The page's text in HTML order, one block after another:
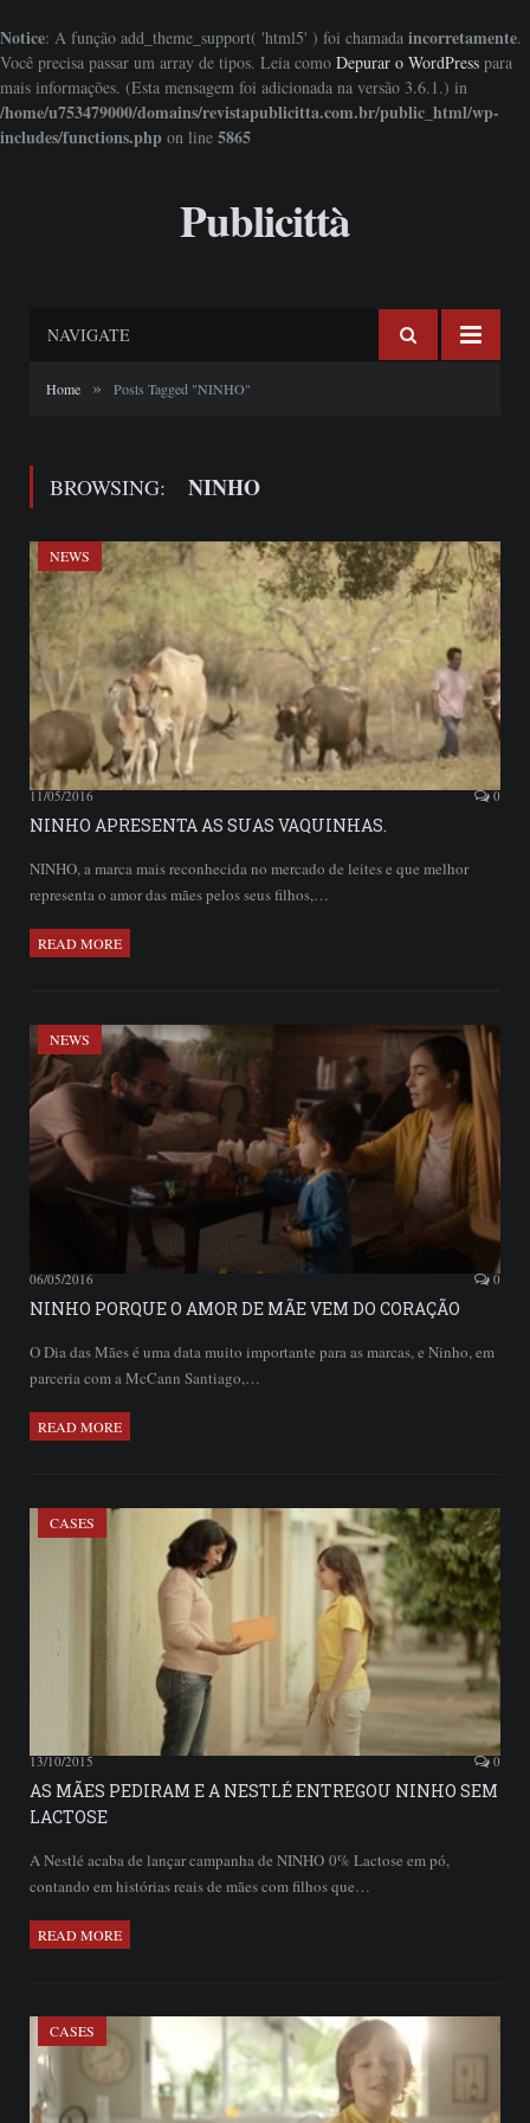
Notice: A função add_theme_support( 'html5' ) foi chamada incorretamente.
Você precisa passar um array de tipos. Leia como Depurar o WordPress para
mais informações. (Esta mensagem foi adicionada na versão 3.6.1.) in
/home/u753479000/domains/revistapublicitta.com.br/public_html/wp-
includes/functions.php on line 5865
Publicittà
NAVIGATE
Home » Posts Tagged "NINHO"
BROWSING: NINHO
NEWS
11/05/2016 0
NINHO APRESENTA AS SUAS VAQUINHAS.
NINHO, a marca mais reconhecida no mercado de leites e que melhor
representa o amor das mães pelos seus filhos,…
READ MORE
NEWS
06/05/2016 0
NINHO PORQUE O AMOR DE MÃE VEM DO CORAÇÃO
O Dia das Mães é uma data muito importante para as marcas, e Ninho, em
parceria com a McCann Santiago,…
READ MORE
CASES
13/10/2015 0
AS MÃES PEDIRAM E A NESTLÉ ENTREGOU NINHO SEM
LACTOSE
A Nestlé acaba de lançar campanha de NINHO 0% Lactose em pó,
contando em histórias reais de mães com filhos que…
READ MORE
CASES